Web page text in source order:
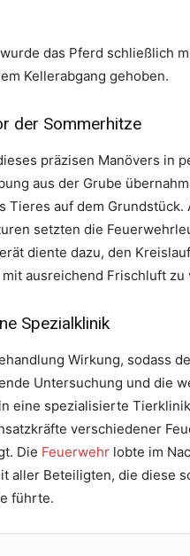
das Pferd schließlich
Kellerabgang gehoben.
der Sommerhitze
präzisen Manövers in
aus der Grube
auf dem Grundstück.
setzten die
diente dazu, den
ausreichend Frischluft zu
Spezialklinik
Wirkung, sodass
Untersuchung und die
eine spezialisierte
verschiedener
Die Feuerwehr lobte im
aller Beteiligten, die diese
führte.